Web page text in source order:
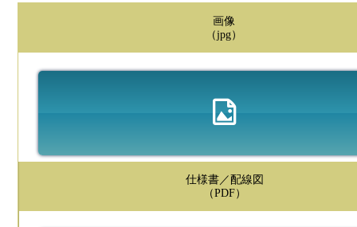
画像
（jpg）
仕様書／配線図
（PDF）